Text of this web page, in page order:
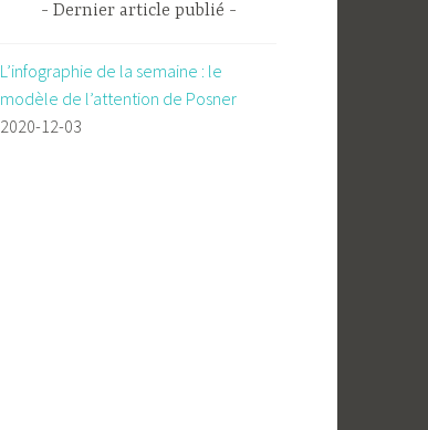
Dernier article publié
L’infographie de la semaine : le
modèle de l’attention de Posner
2020-12-03